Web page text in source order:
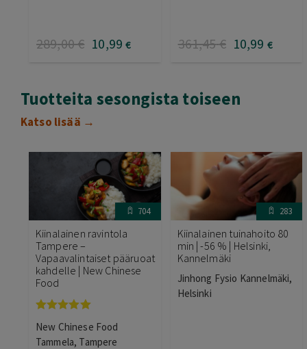
289,00€ 10,99 € 361,45€ 10,99 €
Tuotteita sesongista toiseen
Katso lisää →
704
Kiinalainen ravintola
Tampere –
Vapaavalintaiset pääruoat
kahdelle | New Chinese
Food
tuotteesta:
5.00/ 5
New Chinese Food
Tammela, Tampere
283
Kiinalainen tuinahoito 80
min | -56 % | Helsinki,
Kannelmäki
Jinhong Fysio Kannelmäki,
Helsinki